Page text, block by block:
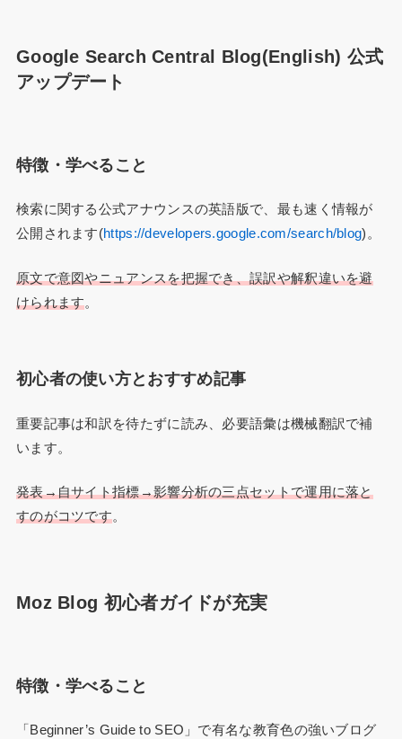
Google Search Central Blog(English) 公式
アップデート
特徴・学べること
検索に関する公式アナウンスの英語版で、最も速く情報が
公開されます(https://developers.google.com/search/blog)。
原文で意図やニュアンスを把握でき、誤訳や解釈違いを避
けられます。
初心者の使い方とおすすめ記事
重要記事は和訳を待たずに読み、必要語彙は機械翻訳で補
います。
発表→自サイト指標→影響分析の三点セットで運用に落と
すのがコツです。
Moz Blog 初心者ガイドが充実
特徴・学べること
「Beginner’s Guide to SEO」で有名な教育色の強いブログ